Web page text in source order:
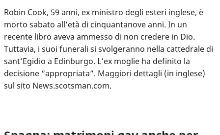
Robin Cook, 59 anni, ex ministro degli esteri inglese, è
morto sabato all’età di cinquantanove anni. In un
recente libro aveva ammesso di non credere in Dio.
Tuttavia, i suoi funerali si svolgeranno nella cattedrale di
sant’Egidio a Edinburgo. L’ex moglie ha definito la
decisione “appropriata”. Maggiori dettagli (in inglese)
sul sito News.scotsman.com.